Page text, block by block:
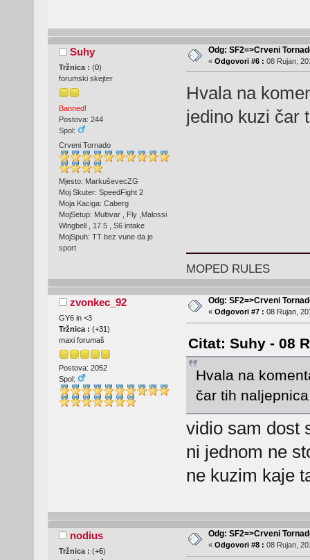
Suhy
Tržnica : (0)
forumski skejter
Banned!
Postova: 244
Spol:
Crveni Tornado
Mjesto: MarkuševecZG
Moj Skuter: SpeedFight 2
Moja Kaciga: Caberg
MojSetup: Multivar , Fly ,Malossi
Wingbell , 17.5 , S6 intake
MojSpuh: TT bez vune da je
sport
Odg: SF2=>Crveni
« Odgovori #6 : 08 Rujan,
Hvala na
jedino kuzi čar
MOPED RULES
zvonkec_92
GY6 in <3
Tržnica : (+31)
maxi forumaš
Postova: 2052
Spol:
Odg: SF2=>Crveni
« Odgovori #7 : 08 Rujan,
Citat: Suhy - 08
Hvala na
čar tih
vidio sam dost
ni jednom ne
ne kuzim kaje
nodius
Tržnica : (+6)
Odg: SF2=>Crveni
« Odgovori #8 : 08 Rujan,